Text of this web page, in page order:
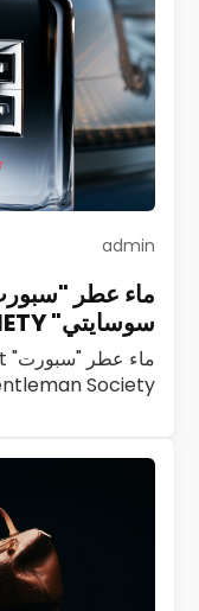
admin
سوسايتي" GENTLEMAN SOCIETY
2023 على تنمية هذا…